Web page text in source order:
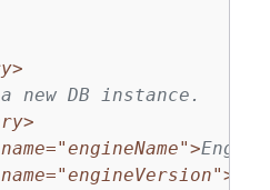
new DB instance.